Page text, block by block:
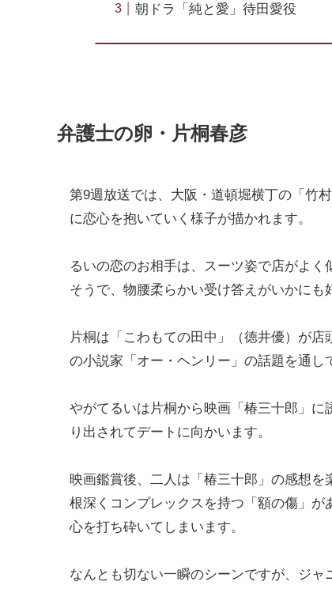
朝ドラ「純と愛」待田愛役
弁護士の卵・片桐春彦
第9週放送では、大阪・道頓堀横丁の「竹
に恋心を抱いていく様子が描かれます。
るいの恋のお相手は、スーツ姿で店がよく
そうで、物腰柔らかい受け答えがいかにも
片桐は「こわもての田中」（徳井優）が
の小説家「オー・ヘンリー」の話題を通し
やがてるいは片桐から映画「椿三十郎」
り出されてデートに向かいます。
映画鑑賞後、二人は「椿三十郎」の感想
根深くコンプレックスを持つ「額の傷」
心を打ち砕いてしまいます。
なんとも切ない一瞬のシーンですが、ジ